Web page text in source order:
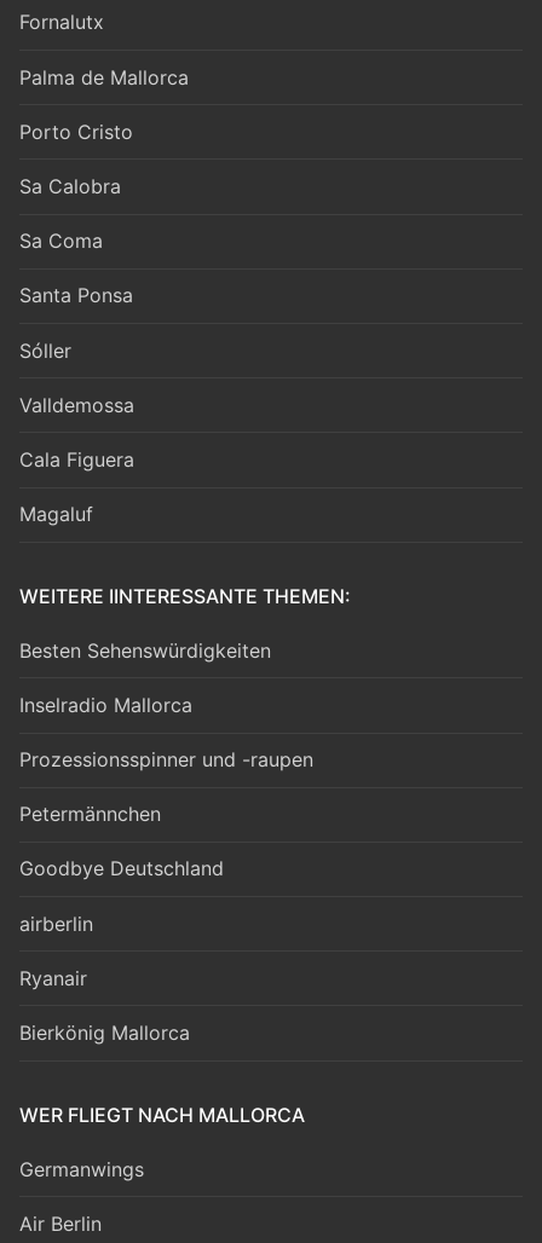
Fornalutx
Palma de Mallorca
Porto Cristo
Sa Calobra
Sa Coma
Santa Ponsa
Sóller
Valldemossa
Cala Figuera
Magaluf
WEITERE IINTERESSANTE THEMEN:
Besten Sehenswürdigkeiten
Inselradio Mallorca
Prozessionsspinner und -raupen
Petermännchen
Goodbye Deutschland
airberlin
Ryanair
Bierkönig Mallorca
WER FLIEGT NACH MALLORCA
Germanwings
Air Berlin